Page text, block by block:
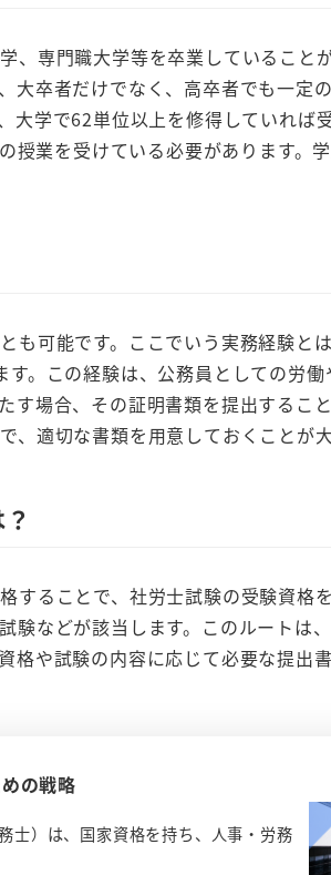
専門職大学等を卒業していること
大卒者だけでなく、高卒者でも一定
大学で62単位以上を修得していれば
業を受けている必要があります。
可能です。ここでいう実務経験と
。この経験は、公務員としての労
す場合、その証明書類を提出するこ
適切な書類を用意しておくことが大
ることで、社労士試験の受験資格
験などが該当します。このルートは
格や試験の内容に応じて必要な提出
の戦略
）は、国家資格を持ち、人事・労務